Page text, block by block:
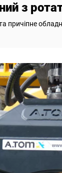
з
причіпне